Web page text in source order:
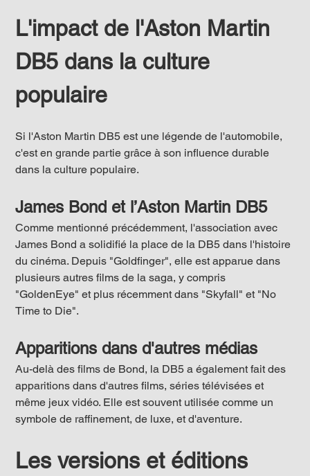
L'impact de l'Aston Martin
DB5 dans la culture
populaire
Si l'Aston Martin DB5 est une légende de l'automobile,
c'est en grande partie grâce à son influence durable
dans la culture populaire.
James Bond et l’Aston Martin DB5
Comme mentionné précédemment, l'association avec
James Bond a solidifié la place de la DB5 dans l'histoire
du cinéma. Depuis "Goldfinger", elle est apparue dans
plusieurs autres films de la saga, y compris
"GoldenEye" et plus récemment dans "Skyfall" et "No
Time to Die".
Apparitions dans d'autres médias
Au-delà des films de Bond, la DB5 a également fait des
apparitions dans d'autres films, séries télévisées et
même jeux vidéo. Elle est souvent utilisée comme un
symbole de raffinement, de luxe, et d'aventure.
Les versions et éditions